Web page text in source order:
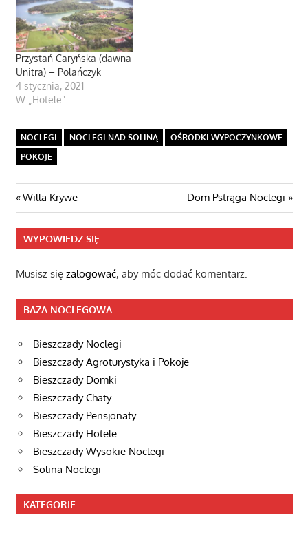
Przystań Caryńska (dawna
Unitra) – Polańczyk
4 stycznia, 2021
W „Hotele"
NOCLEGI NOCLEGI NAD SOLINĄ
OŚRODKI WYPOCZYNKOWE
POKOJE
Nawigacja
wpisu
Poprzedni
post:
Willa Krywe
Następny
wpis
Dom Pstrąga Noclegi
WYPOWIEDZ SIĘ
Musisz się zalogować, aby móc dodać komentarz.
BAZA NOCLEGOWA
Bieszczady Noclegi
Bieszczady Agroturystyka i Pokoje
Bieszczady Domki
Bieszczady Chaty
Bieszczady Pensjonaty
Bieszczady Hotele
Bieszczady Wysokie Noclegi
Solina Noclegi
KATEGORIE